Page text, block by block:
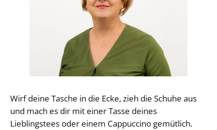
Wirf deine Tasche in die Ecke, zieh die Schuhe aus
und mach es dir mit einer Tasse deines
Lieblingstees oder einem Cappuccino gemütlich.